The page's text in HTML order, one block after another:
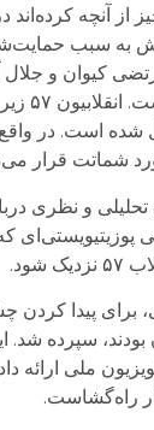
که انقلابیون ۵۷ می‌باید
در طی این سال‌ها و در حوزه عمومی
و جلال‌
شده است. در
کردن
سپرده شد.
و سپس به تلویزیون
راه‌گشاست.